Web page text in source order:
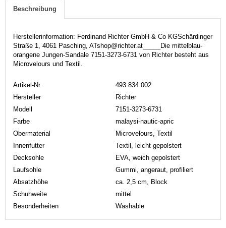
Beschreibung
Herstellerinformation: Ferdinand Richter GmbH & Co KGSchärdinger
Straße 1, 4061 Pasching, ATshop@richter.at_____Die mittelblau-
orangene Jungen-Sandale 7151-3273-6731 von Richter besteht aus
Microvelours und Textil.
Artikel-Nr.
493 834 002
Hersteller
Richter
Modell
7151-3273-6731
Farbe
malaysi-nautic-apric
Obermaterial
Microvelours, Textil
Innenfutter
Textil, leicht gepolstert
Decksohle
EVA, weich gepolstert
Laufsohle
Gummi, angeraut, profiliert
Absatzhöhe
ca. 2,5 cm, Block
Schuhweite
mittel
Besonderheiten
Washable